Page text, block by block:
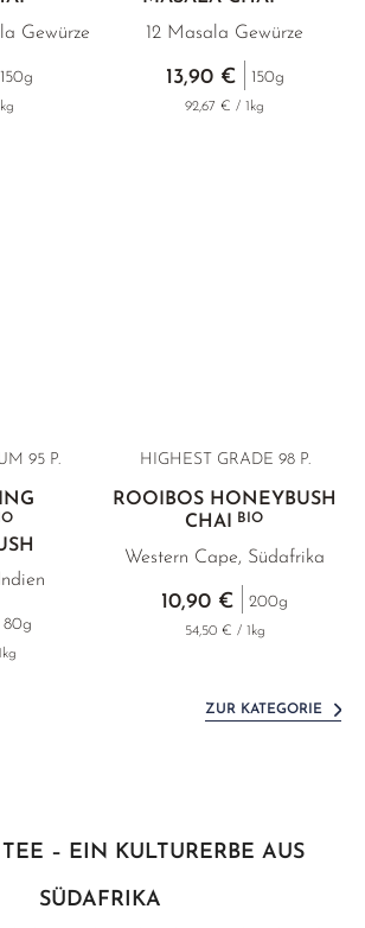
Gewürze
150g
12 Masala Gewürze
13,90 € 150g
92,67 € / 1kg
95 P.
80g
HIGHEST GRADE 98 P.
ROOIBOS HONEYBUSH
CHAIBIO
Western Cape, Südafrika
10,90 € 200g
54,50 € / 1kg
ZUR KATEGORIE
– EIN KULTURERBE AUS
SÜDAFRIKA